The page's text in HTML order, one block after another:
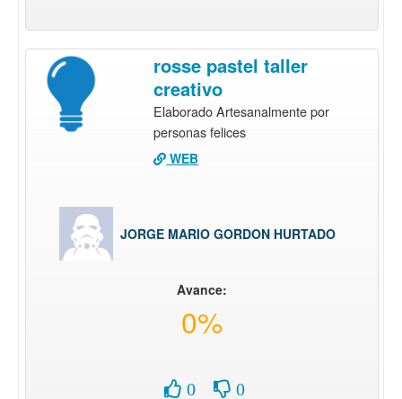
rosse pastel taller
creativo
Elaborado Artesanalmente por
personas felices
WEB
JORGE MARIO GORDON HURTADO
Avance:
0%
0 0